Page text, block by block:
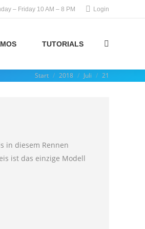
– Friday 10 AM – 8 PM Login
TUTORIALS Search:
Sie befinden sich hier:
Start 2018 Juli 21
in diesem Rennen
ist das einzige Modell